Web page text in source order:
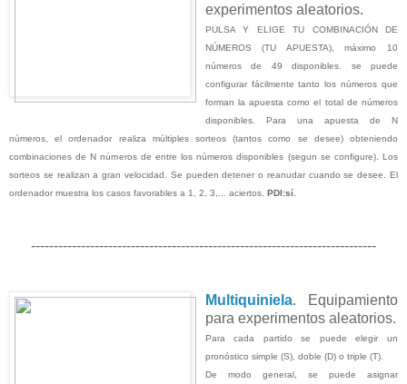
experimentos aleatorios.
PULSA Y ELIGE TU COMBINACIÓN DE
NÚMEROS (TU APUESTA), máximo 10
números de 49 disponibles. se puede
configurar fácilmente tanto los números que
forman la apuesta como el total de números
disponibles. Para una apuesta de N
números, el ordenador realiza múltiples sorteos (tantos como se desee) obteniendo
combinaciones de N números de entre los números disponibles (segun se configure). Los
sorteos se realizan a gran velocidad. Se pueden detener o reanudar cuando se desee. El
ordenador muestra los casos favorables a 1, 2, 3,... aciertos. PDI:sí.
----------------------------------------------------------------------------
Multiquiniela. Equipamiento
para experimentos aleatorios.
Para cada partido se puede elegir un
pronóstico simple (S), doble (D) o triple (T).
De modo general, se puede asignar